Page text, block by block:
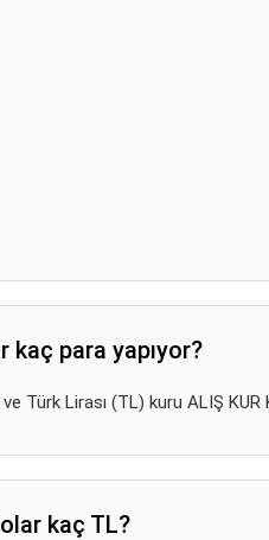
kaç para yapıyor?
Türk Lirası (TL) kuru ALIŞ KUR
kaç TL?